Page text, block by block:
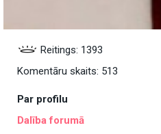
Reitings: 1393
Komentāru skaits: 513
Par profilu
Dalība forumā